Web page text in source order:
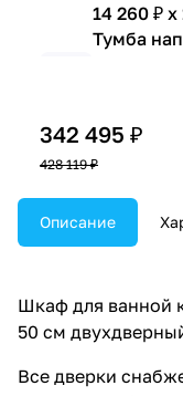
14 260 ₽ x
Тумба
Тумба
белая
16 982 ₽ x
Тумба
19 563 ₽ x
Тумба
24 017 ₽ x
342 495 ₽
428 119 ₽
Описание
Шкаф для ванной
50 см
Все дверки